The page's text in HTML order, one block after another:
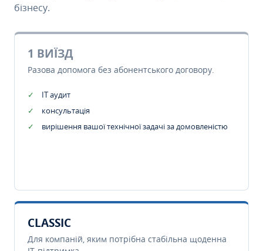
бізнесу.
1 ВИЇЗД
Разова допомога без абонентського договору.
IT аудит
консультація
вирішення вашої технічної задачі за домовленістю
CLASSIC
Для компаній, яким потрібна стабільна щоденна